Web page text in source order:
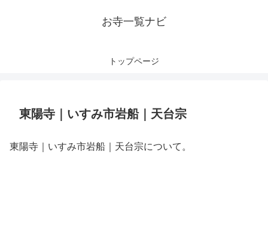
お寺一覧ナビ
トップページ
東陽寺｜いすみ市岩船｜天台宗
東陽寺｜いすみ市岩船｜天台宗について。